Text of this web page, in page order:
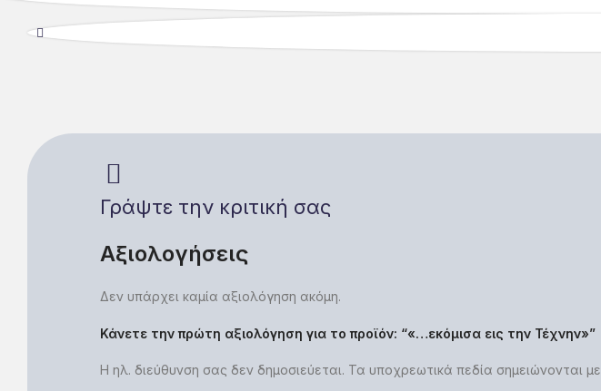
Γράψτε την κριτική σας
Αξιολογήσεις
Δεν υπάρχει καμία αξιολόγηση ακόμη.
Κάνετε την πρώτη αξιολόγηση για το προϊόν: “«…εκόμισα εις την Τέχνην»”
Η ηλ. διεύθυνση σας δεν δημοσιεύεται. Τα υποχρεωτικά πεδία σημειώνονται με